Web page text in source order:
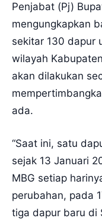
Penjabat (Pj)
mengungkapkan
sekitar 130 dapur
wilayah
akan dilakukan
ada.
“Saat ini, satu
sejak 13 Januari
MBG setiap
perubahan, pada
tiga dapur baru di